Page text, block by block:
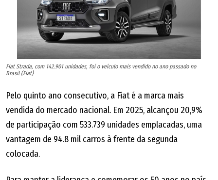
Fiat Strada, com 142.901 unidades, foi o veículo mais vendido no ano passado no
Brasil (Fiat)
Pelo quinto ano consecutivo, a Fiat é a marca mais
vendida do mercado nacional. Em 2025, alcançou 20,9%
de participação com 533.739 unidades emplacadas, uma
vantagem de 94.8 mil carros à frente da segunda
colocada.